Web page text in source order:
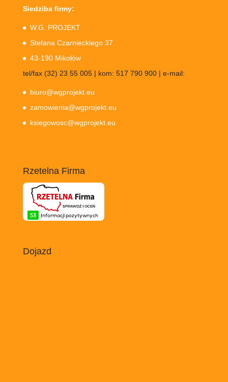
Siedziba firmy:
W.G. PROJEKT
Stefana Czarnieckiego 37
43-190 Mikołów
tel/fax (32) 23 55 005 | kom: 517 790 900 | e-mail:
biuro@wgprojekt.eu
zamowienia@wgprojekt.eu
ksiegowosc@wgprojekt.eu
Rzetelna Firma
Dojazd